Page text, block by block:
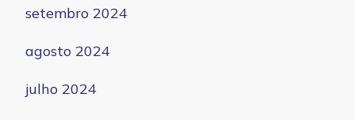
setembro 2024
agosto 2024
julho 2024